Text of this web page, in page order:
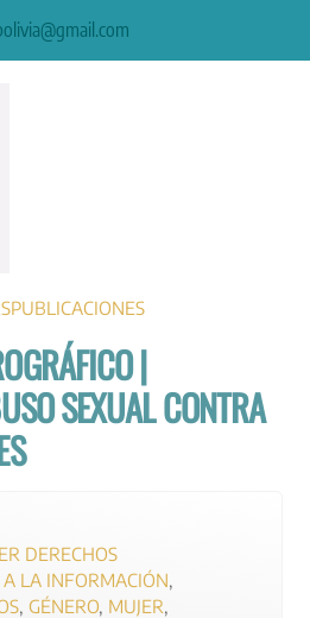
PUBLICACIONES
|
SEXUAL CONTRA
DERECHOS
A LA INFORMACIÓN
,GÉNERO MUJER